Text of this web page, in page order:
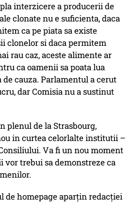
interzicere a producerii de
clonate nu e suficienta, daca
ca pe piata sa existe
clonelor si daca permitem
rau caz, aceste alimente ar
ca oamenii sa poata lua
cauza. Parlamentul a cerut
dar Comisia nu a sustinut
plenul de la Strasbourg,
in curtea celorlalte institutii –
Va fi un nou moment
vor trebui sa demonstreze ca
de homepage aparțin redacției